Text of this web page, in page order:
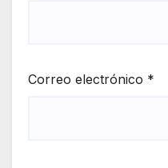
Correo electrónico *